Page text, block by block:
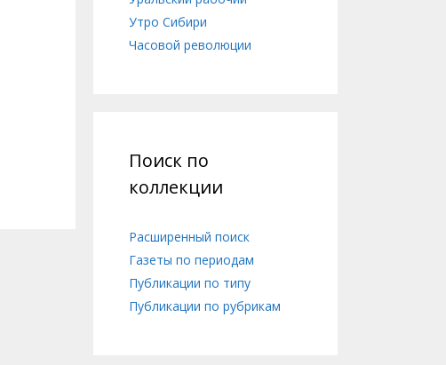
Утро Сибири
Часовой революции
Поиск по
коллекции
Расширенный поиск
Газеты по периодам
Публикации по типу
Публикации по рубрикам